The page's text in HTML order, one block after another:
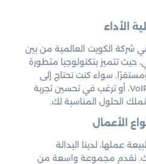
الأداء
في شركة الكويت العالمية من بين
حيث تتميز بتكنولوجيا متطورة
سواء كنت تحتاج إلى
نظام يدعم المكالمات عبر VoIP، أو ترغب في تحسين تجربة
نملك الحلول المناسبة لك.
الأعمال
عملها، لدينا البدالة
نقدم مجموعة واسعة من